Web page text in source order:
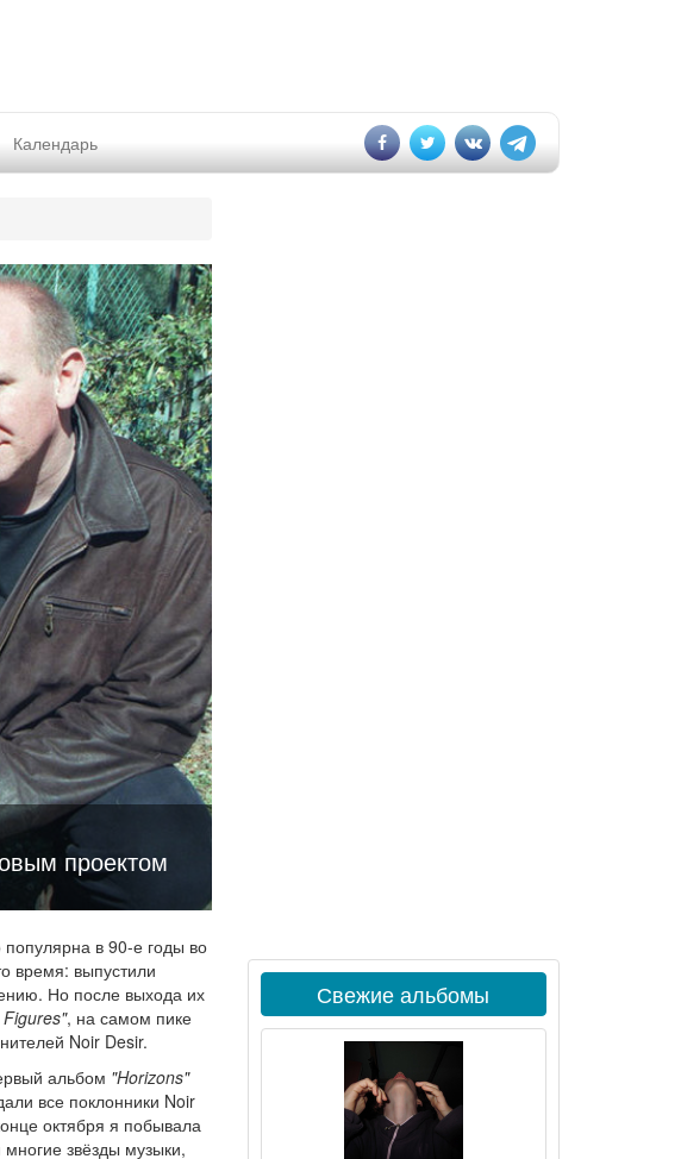
Календарь
проектом
в 90-е годы во
время: выпустили
Но после выхода их
, на самом пике
Noir Desir.
альбом "Horizons"
все поклонники Noir
октября я побывала
звёзды музыки,
Свежие альбомы